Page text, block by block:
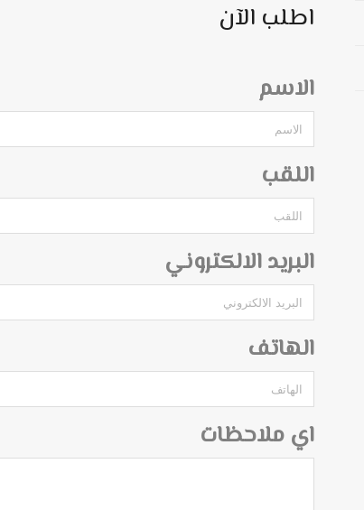
اطلب الآن
الاسم
اللقب
البريد الالكتروني
الهاتف
اي ملاحظات